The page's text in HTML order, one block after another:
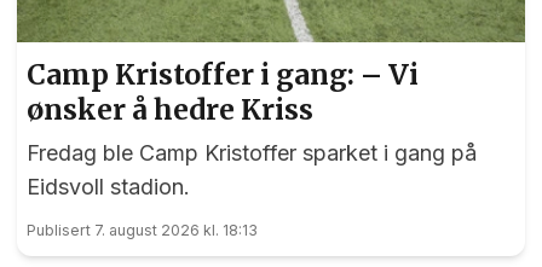
Camp Kristoffer i gang: – Vi
ønsker å hedre Kriss
Fredag ble Camp Kristoffer sparket i gang på
Eidsvoll stadion.
Publisert 7. august 2026 kl. 18:13